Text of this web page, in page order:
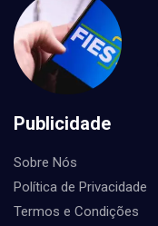
Publicidade
Sobre Nós
Política de Privacidade
Termos e Condições